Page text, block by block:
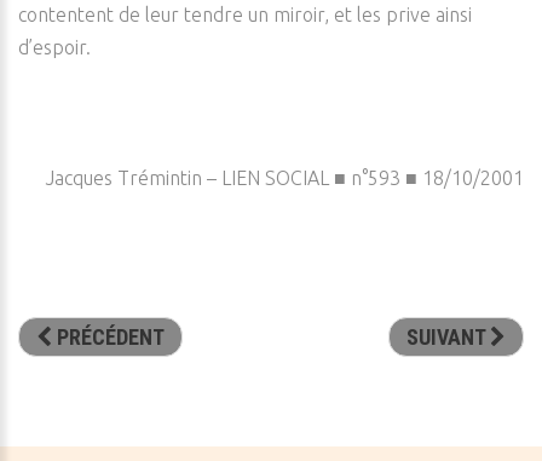
contentent de leur tendre un miroir, et les prive ainsi
d’espoir.
Jacques Trémintin – LIEN SOCIAL ■ n°593 ■ 18/10/2001
PRÉCÉDENT SUIVANT